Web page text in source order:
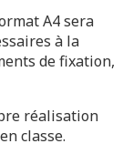
A4 sera
à la
de fixation,
réalisation
classe.